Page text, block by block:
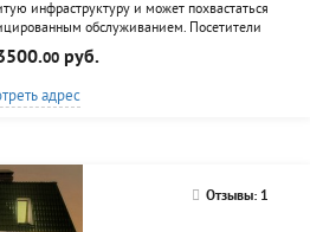
инфраструктуру и может похвастаться
обслуживанием. Посетители
услугами кафе, спортзала,
Также гостям предоставляется
автосервиса или взять машину на
территорию и...
00 руб.
адрес
Отзывы: 1